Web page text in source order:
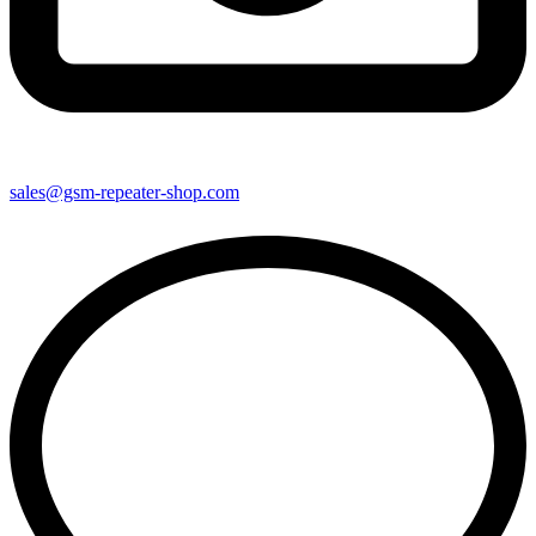
sales@gsm-repeater-shop.com